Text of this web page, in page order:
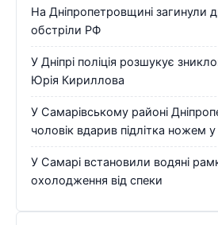
На Дніпропетровщині загинули
обстріли РФ
У Дніпрі поліція розшукує
Юрія Кириллова
У Самарівському районі
чоловік вдарив підлітка ножем
У Самарі встановили водяні
охолодження від спеки